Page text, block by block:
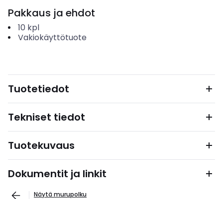
Pakkaus ja ehdot
10 kpl
Vakiokäyttötuote
Tuotetiedot
Tekniset tiedot
Tuotekuvaus
Dokumentit ja linkit
Näytä murupolku